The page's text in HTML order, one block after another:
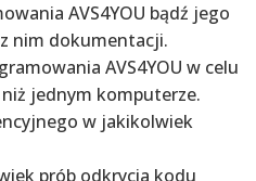
AVS4YOU bądź jego
nim dokumentacji.
AVS4YOU w celu
jednym komputerze.
w jakikolwiek
prób odkrycia kodu